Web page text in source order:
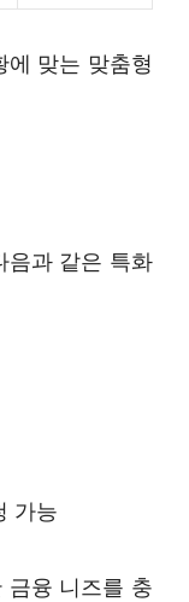
에 맞는 맞춤형
음과 같은 특화
가능
금융 니즈를 충